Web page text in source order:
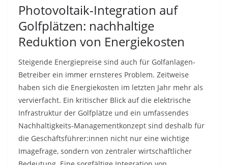
Photovoltaik-Integration auf
Golfplätzen: nachhaltige
Reduktion von Energiekosten
Steigende Energiepreise sind auch für Golfanlagen-
Betreiber ein immer ernsteres Problem. Zeitweise
haben sich die Energiekosten im letzten Jahr mehr als
vervierfacht. Ein kritischer Blick auf die elektrische
Infrastruktur der Golfplätze und ein umfassendes
Nachhaltigkeits-Managementkonzept sind deshalb für
die Geschäftsführer:innen nicht nur eine wichtige
Imagefrage, sondern von zentraler wirtschaftlicher